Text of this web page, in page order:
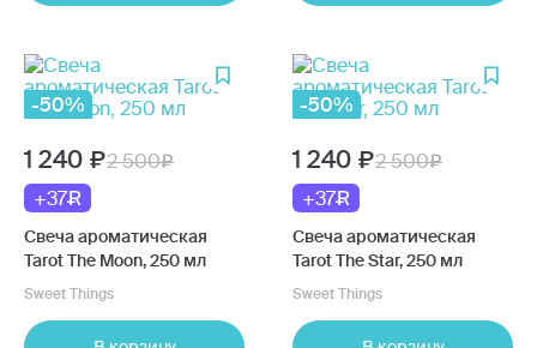
-50%
1 240
2 500
+37
Свеча ароматическая
Tarot The Moon, 250 мл
Sweet Things
-50%
1 240
2 500
+37
Свеча ароматическая
Tarot The Star, 250 мл
Sweet Things